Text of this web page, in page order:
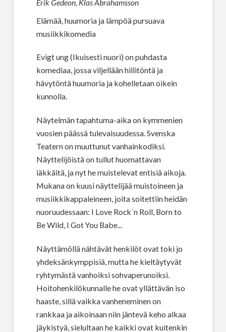
Erik Gedeon, Klas Abrahamsson
Elämää, huumoria ja lämpöä pursuava
musiikkikomedia
Evigt ung (Ikuisesti nuori) on puhdasta
komediaa, jossa viljellään hillitöntä ja
hävytöntä huumoria ja kohelletaan oikein
kunnolla.
Näytelmän tapahtuma-aika on kymmenien
vuosien päässä tulevaisuudessa. Svenska
Teatern on muuttunut vanhainkodiksi.
Näyttelijöistä on tullut huomattavan
iäkkäitä, ja nyt he muistelevat entisiä aikoja.
Mukana on kuusi näyttelijää muistoineen ja
musiikkikappaleineen, joita soitettiin heidän
nuoruudessaan: I Love Rock´n Roll, Born to
Be Wild, I Got You Babe...
Näyttämöllä nähtävät henkilöt ovat toki jo
yhdeksänkymppisiä, mutta he kieltäytyvät
ryhtymästä vanhoiksi sohvaperunoiksi.
Hoitohenkilökunnalle he ovat yllättävän iso
haaste, sillä vaikka vanheneminen on
rankkaa ja aikoinaan niin jäntevä keho alkaa
jäykistyä, sielultaan he kaikki ovat kuitenkin